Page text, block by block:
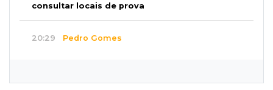
consultar locais de prova
20:29 Pedro Gomes